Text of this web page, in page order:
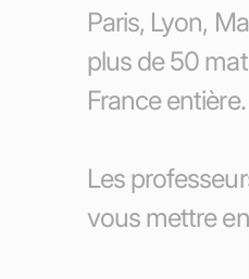
Paris, Lyon,
plus de 50
France entière.
Les
vous mettre